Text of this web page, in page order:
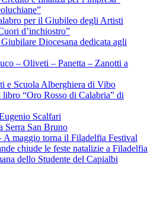
per il Giubileo degli Artisti
d’inchiostro”
Diocesana dedicata agli
– Oliveti – Panetta – Zanotti a
e Scuola Alberghiera di Vibo
libro “Oro Rosso di Calabria” di
Scalfari
Serra San Bruno
maggio torna il Filadelfia Festival
chiude le feste natalizie a Filadelfia
dello Studente del Capialbi